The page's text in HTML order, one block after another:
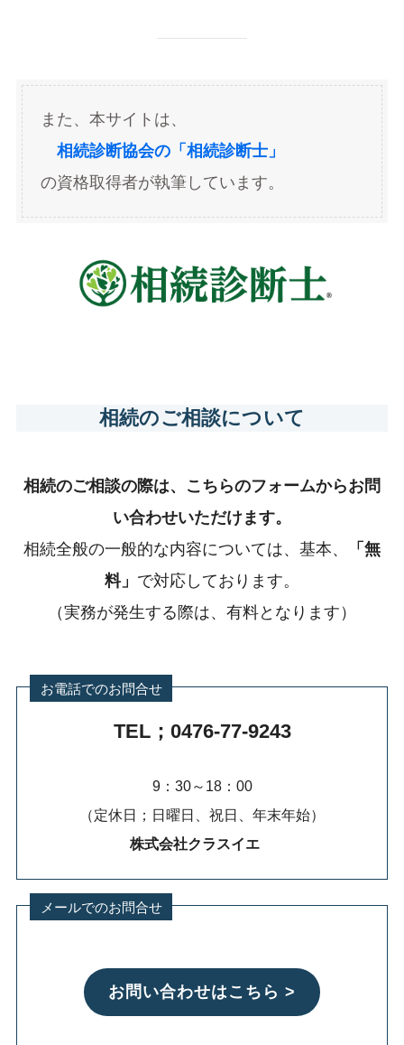
また、本サイトは、
相続診断協会の「相続診断士」
の資格取得者が執筆しています。
相続のご相談について
相続のご相談の際は、こちらのフォームからお問
い合わせいただけます。
相続全般の一般的な内容については、基本、
「無
料」 で対応しております。
（実務が発生する際は、有料となります）
お電話でのお問合せ
TEL；0476-77-9243
9：30～18：00
（定休日；日曜日、祝日、年末年始）
株式会社クラスイエ
メールでのお問合せ
お問い合わせはこちら >